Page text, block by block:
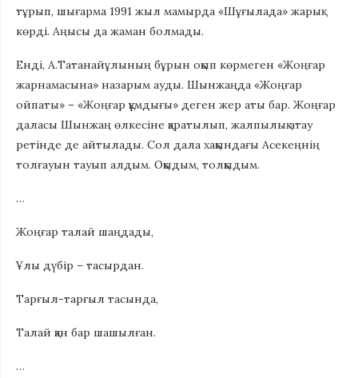
тұрып, шығарма 1991 жыл мамырда «Шұғылада» жарық
көрді. Аңысы да жаман болмады.
Енді, А.Татанайұлының бұрын оқып көрмеген «Жоңғар
жарнамасына» назарым ауды. Шынжаңда «Жоңғар
ойпаты» – «Жоңғар құмдығы» деген жер аты бар. Жоңғар
даласы Шынжаң өлкесіне қаратылып, жалпылық атау
ретінде де айтылады. Сол дала хақындағы Асекеңнің
толғауын тауып алдым. Оқыдым, толқыдым.
…
Жоңғар талай шаңдады,
Ұлы дүбір – тасырдан.
Тарғыл-тарғыл тасында,
Талай қан бар шашылған.
…